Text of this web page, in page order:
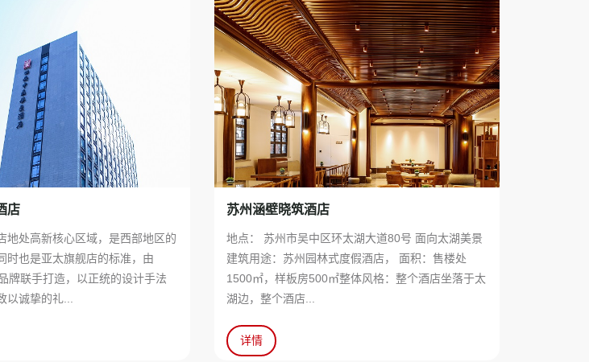
店
地处高新核心区域，是西部地区的
时也是亚太旗舰店的标准，由
牌联手打造，以正统的设计手法
以诚挚的礼...
苏州涵壁晓筑酒店
地点： 苏州市吴中区环太湖大道80号 面向太湖美景
建筑用途：苏州园林式度假酒店， 面积：售楼处
1500㎡，样板房500㎡整体风格：整个酒店坐落于太
湖边，整个酒店...
详情